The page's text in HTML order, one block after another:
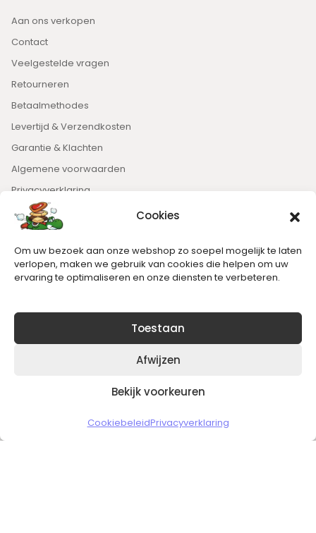
Cookies
Om uw bezoek aan onze webshop zo soepel mogelijk te laten
verlopen, maken we gebruik van cookies die helpen om uw
ervaring te optimaliseren en onze diensten te verbeteren.
Toestaan
Afwijzen
Bekijk voorkeuren
CookiebeleidPrivacyverklaring
Aan ons verkopen
Contact
Veelgestelde vragen
Retourneren
Betaalmethodes
Levertijd & Verzendkosten
Garantie & Klachten
Algemene voorwaarden
Privacyverklaring
Nieuwsbrief
Blijft op de hoogte van het laatste nieuws.